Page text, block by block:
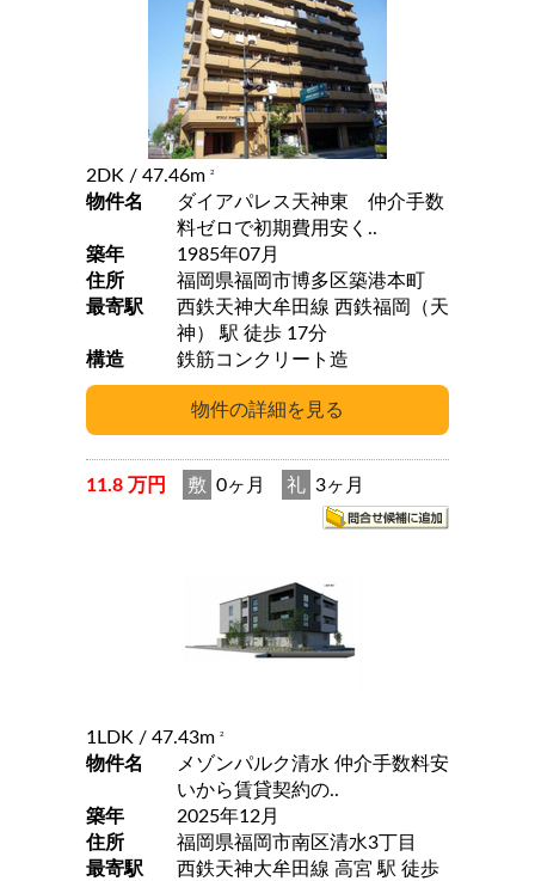
2DK / 47.46m 2
物件名
ダイアパレス天神東 仲介手数
料ゼロで初期費用安く..
築年
1985年07月
住所
福岡県福岡市博多区築港本町
最寄駅
西鉄天神大牟田線 西鉄福岡（天
神） 駅 徒歩 17分
構造
鉄筋コンクリート造
11.8 万円 敷 0ヶ月 礼 3ヶ月
1LDK / 47.43m 2
物件名
メゾンパルク清水 仲介手数料安
いから賃貸契約の..
築年
2025年12月
住所
福岡県福岡市南区清水3丁目
最寄駅
西鉄天神大牟田線 高宮 駅 徒歩